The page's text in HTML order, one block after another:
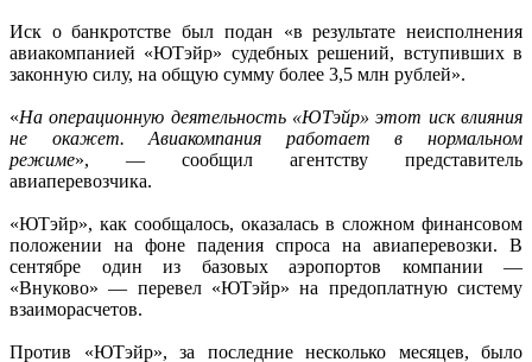
Иск о банкротстве был подан «в результате неисполнения
авиакомпанией «ЮТэйр» судебных решений, вступивших в
законную силу, на общую сумму более 3,5 млн рублей».
«На операционную деятельность «ЮТэйр» этот иск влияния
не окажет. Авиакомпания работает в нормальном
режиме», — сообщил агентству представитель
авиаперевозчика.
«ЮТэйр», как сообщалось, оказалась в сложном финансовом
положении на фоне падения спроса на авиаперевозки. В
сентябре один из базовых аэропортов компании —
«Внуково» — перевел «ЮТэйр» на предоплатную систему
взаиморасчетов.
Против «ЮТэйр», за последние несколько месяцев, было